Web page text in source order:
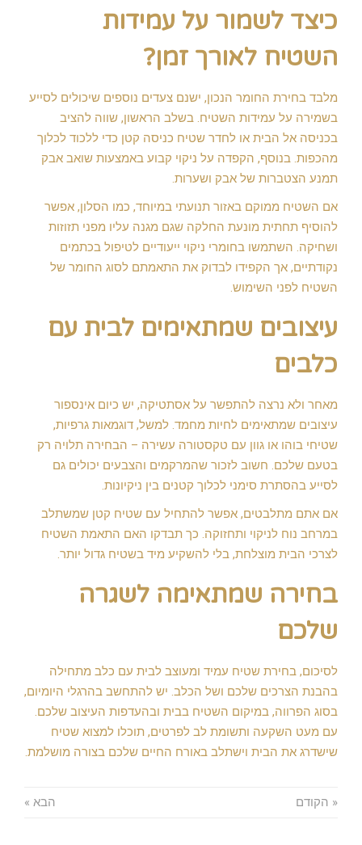
כיצד לשמור על עמידות
השטיח לאורך זמן?
מלבד בחירת החומר הנכון, ישנם צעדים נוספים שיכולים לסייע
בשמירה על עמידות השטיח. בשלב הראשון, שווה להציב
בכניסה אל הבית או לחדר שטיח כניסה קטן כדי ללכוד לכלוך
מהכפות. בנוסף, הקפדה על ניקוי קבוע באמצעות שואב אבק
תמנע הצטברות של אבק ושערות.
אם השטיח ממוקם באזור תנועתי במיוחד, כמו הסלון, אפשר
להוסיף תחתית מונעת החלקה שגם מגנה עליו מפני תזוזות
ושחיקה. השתמשו בחומרי ניקוי ייעודיים לטיפול בכתמים
נקודתיים, אך הקפידו לבדוק את התאמתם לסוג החומר של
השטיח לפני השימוש.
עיצובים שמתאימים לבית עם
כלבים
מאחר ולא נרצה להתפשר על אסתטיקה, יש כיום אינספור
עיצובים שמתאימים לחיות מחמד. למשל, דוגמאות גרפיות,
שטיחי בוהו או גוון עם טקסטורה עשירה – הבחירה תלויה רק
בטעם שלכם. חשוב לזכור שהמרקמים והצבעים יכולים גם
לסייע בהסתרת סימני לכלוך קטנים בין ניקיונות.
אם אתם מתלבטים, אפשר להתחיל עם שטיח קטן שמשתלב
במרחב נוח לניקוי ותחזוקה. כך תבדקו האם התאמת השטיח
לצרכי הבית מוצלחת, בלי להשקיע מיד בשטיח גדול יותר.
בחירה שמתאימה לשגרה
שלכם
לסיכום, בחירת שטיח עמיד ומעוצב לבית עם כלב מתחילה
בהבנת הצרכים שלכם ושל הכלב. יש להתחשב בהרגלי היומיום,
בסוג הפרווה, במיקום השטיח בבית ובהעדפות העיצוב שלכם.
עם מעט השקעה ותשומת לב לפרטים, תוכלו למצוא שטיח
שישדרג את הבית וישתלב באורח החיים שלכם בצורה מושלמת.
« הקודם הבא »